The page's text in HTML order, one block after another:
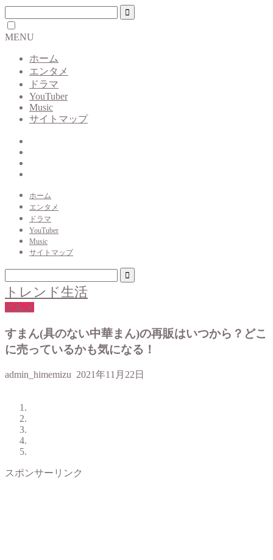
MENU
ホーム
エンタメ
ドラマ
YouTuber
Music
サイトマップ
ホーム
エンタメ
ドラマ
YouTuber
Music
サイトマップ
トレンド生活
グルメ
すまん(具のない中華まん)の再販はいつから？どこ
に売っているかも気になる！
admin_himemizu 2021年11月22日
スポンサーリンク